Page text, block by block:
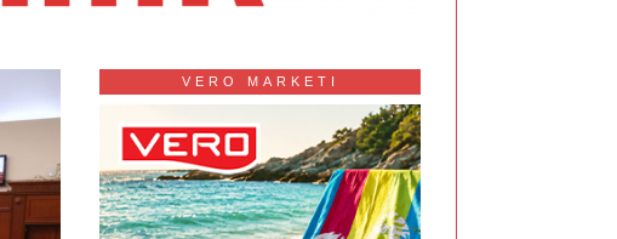
VERO MARKETI